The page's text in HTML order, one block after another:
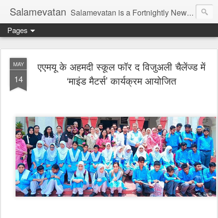
Salamevatan Salamevatan is a Fortnightly Newspaper published from Aligarh, India. Established on 15th August, 2003, the Newspaper aims to provide quality News, Views, Articles, Essays, interviews and many other things which are beneficial to the Common people of India, making them aware and helping them in performing their day to day activities more efficiently and effectively.
Pages
MAY
14
एएमयू के अहमदी स्कूल फॉर द विजुअली चैलेंज्ड में
‘माइंड मैटर्स’ कार्यक्रम आयोजित